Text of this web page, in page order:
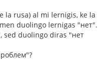
la rusa) al mi lernigis, ke la
duolingo lernigas "нет".
sed duolingo diras "нет